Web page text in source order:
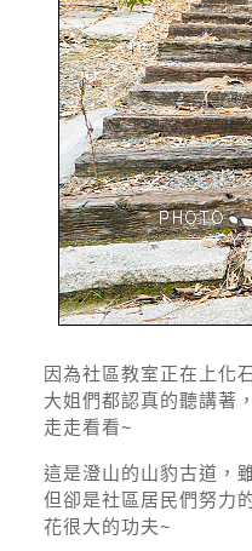
因為社區教室正在上化
大姐們都認真的聽講著
走走看看~
這是澄山的山豹古道，
但卻是社區居民們努力
花很大的功夫~